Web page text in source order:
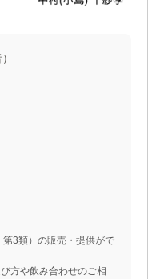
3類）の販売・提供がで
方や飲み合わせのご相